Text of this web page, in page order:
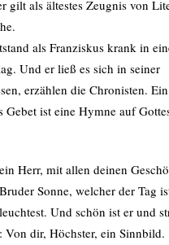
gilt als ältestes Zeugnis von
als Franziskus krank in
Und er ließ es sich in seiner
erzählen die Chronisten.
Gebet ist eine Hymne auf
Herr, mit allen deinen
Sonne, welcher der Tag
Und schön ist er und
Von dir, Höchster, ein Sinnbild.